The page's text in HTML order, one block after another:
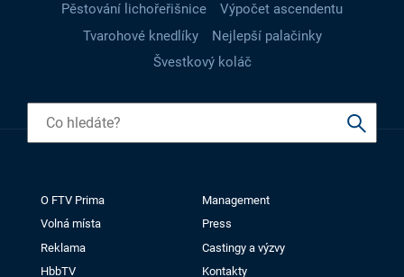
Pěstování lichořeřišnice
Výpočet ascendentu
Tvarohové knedlíky
Nejlepší palačinky
Švestkový koláč
O FTV Prima
Management
Volná místa
Press
Reklama
Castingy a výzvy
HbbTV
Kontakty